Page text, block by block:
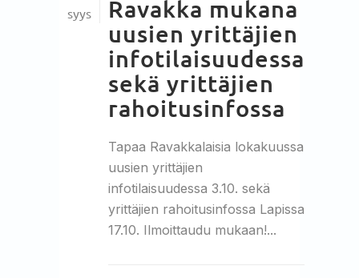
syys
Ravakka mukana
uusien yrittäjien
infotilaisuudessa
sekä yrittäjien
rahoitusinfossa
Tapaa Ravakkalaisia lokakuussa
uusien yrittäjien
infotilaisuudessa 3.10. sekä
yrittäjien rahoitusinfossa Lapissa
17.10. Ilmoittaudu mukaan!...